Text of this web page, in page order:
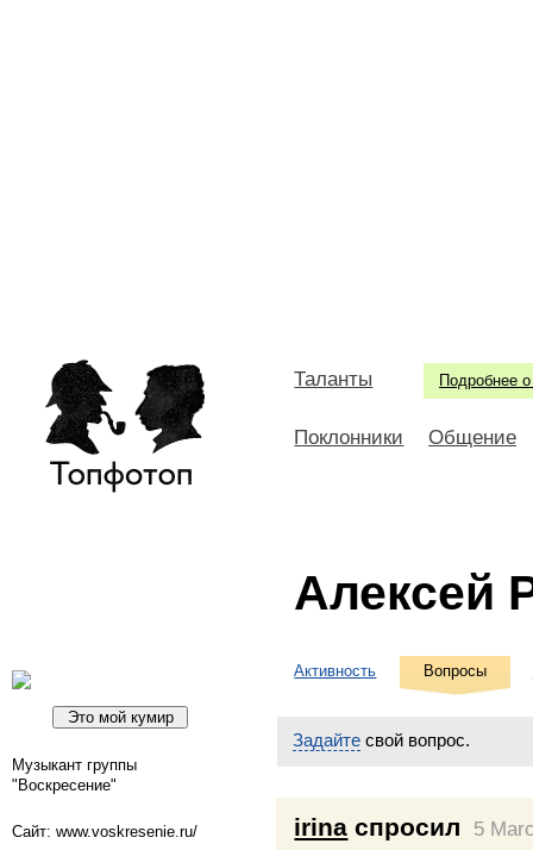
Подробнее о
Таланты
Поклонники Общение
Алексей
Музыкант группы
"Воскресение"
Сайт: www.voskresenie.ru/
Активность Вопросы
Задайте свой вопрос.
irina спросил
5